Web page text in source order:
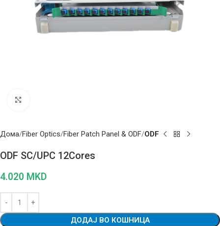
Дома Fiber Optics Fiber Patch Panel & ODF ODF
ODF SC/UPC 12Cores
4.020 MKD
ДОДАЈ ВО КОШНИЦА